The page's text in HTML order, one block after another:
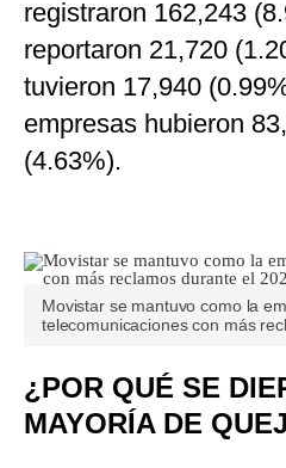
registraron 162,243
reportaron 21,720
tuvieron 17,940
empresas hubieron
(4.63%).
Movistar se mantuvo como la
telecomunicaciones con más
¿POR QUÉ SE
MAYORÍA DE